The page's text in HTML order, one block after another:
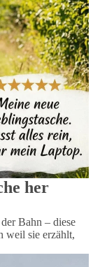
her
Bahn – diese
weil sie erzählt,